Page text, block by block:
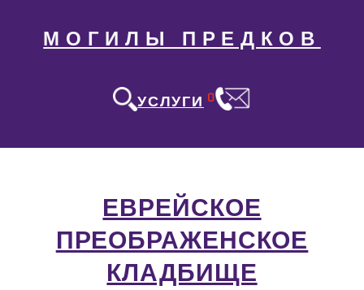
МОГИЛЫ ПРЕДКОВ
УСЛУГИ 0
ЕВРЕЙСКОЕ
ПРЕОБРАЖЕНСКОЕ
КЛАДБИЩЕ